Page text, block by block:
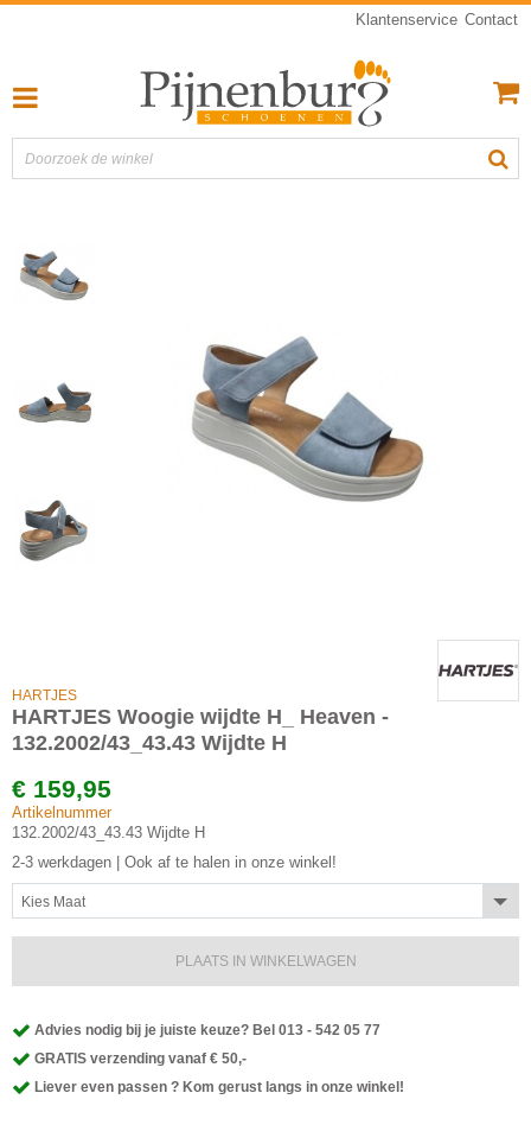
Klantenservice Contact
HARTJES
HARTJES Woogie wijdte H_ Heaven -
132.2002/43_43.43 Wijdte H
€ 159,95
Artikelnummer
132.2002/43_43.43 Wijdte H
2-3 werkdagen | Ook af te halen in onze winkel!
Kies Maat
PLAATS IN WINKELWAGEN
Advies nodig bij je juiste keuze? Bel 013 - 542 05 77
GRATIS verzending vanaf € 50,-
Liever even passen ? Kom gerust langs in onze winkel!